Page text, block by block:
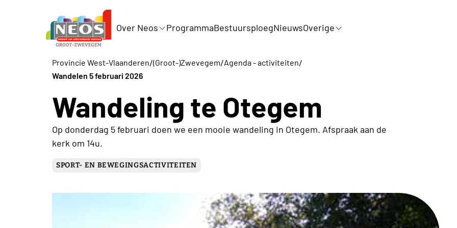
Over Neos ProgrammaBestuursploegNieuwsOverige
Provincie West-Vlaanderen/(Groot-)Zwevegem/Agenda - activiteiten/
Wandelen 5 februari 2026
Wandeling te Otegem
Op donderdag 5 februari doen we een mooie wandeling in Otegem. Afspraak aan de
kerk om 14u.
SPORT- EN BEWEGINGSACTIVITEITEN